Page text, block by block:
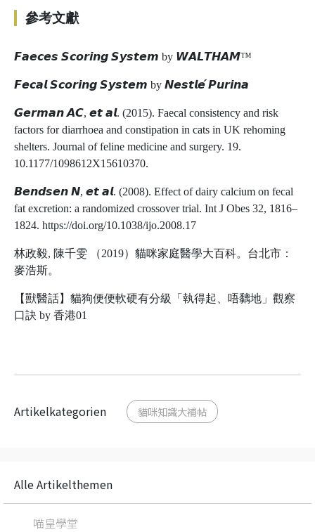
參考文獻
𝙁𝙖𝙚𝙘𝙚𝙨 𝙎𝙘𝙤𝙧𝙞𝙣𝙜 𝙎𝙮𝙨𝙩𝙚𝙢 by 𝙒𝘼𝙇𝙏𝙃𝘼𝙈™
𝙁𝙚𝙘𝙖𝙡 𝙎𝙘𝙤𝙧𝙞𝙣𝙜 𝙎𝙮𝙨𝙩𝙚𝙢 by 𝙉𝙚𝙨𝙩𝙡𝙚́ 𝙋𝙪𝙧𝙞𝙣𝙖
𝙂𝙚𝙧𝙢𝙖𝙣 𝘼𝘾, 𝙚𝙩 𝙖𝙡. (2015). Faecal consistency and risk
factors for diarrhoea and constipation in cats in UK rehoming
shelters. Journal of feline medicine and surgery. 19.
10.1177/1098612X15610370.
𝘽𝙚𝙣𝙙𝙨𝙚𝙣 𝙉, 𝙚𝙩 𝙖𝙡. (2008). Effect of dairy calcium on fecal
fat excretion: a randomized crossover trial. Int J Obes 32, 1816–
1824. https://doi.org/10.1038/ijo.2008.17
林政毅, 陳千雯 （2019）貓咪家庭醫學大百科。台北市：
麥浩斯。
【獸醫話】貓狗便便軟硬有分級「執得起、唔黐地」觀察
口訣 by 香港01
Artikelkategorien 貓咪知識大補帖
Alle Artikelthemen
喵皇學堂